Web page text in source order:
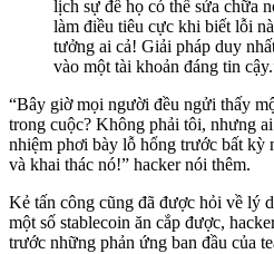
lịch sự để họ có thể sửa chữa
làm điều tiêu cực khi biết lỗi
tưởng ai cả! Giải pháp duy
vào một tài khoản đáng tin
“Bây giờ mọi người đều ngửi thấy
trong cuộc? Không phải tôi, nhưng
nhiệm phơi bày lỗ hổng trước bất kỳ
và khai thác nó!” hacker nói thêm.
Kẻ tấn công cũng đã được hỏi về lý
một số stablecoin ăn cắp được,
trước những phản ứng ban đầu của